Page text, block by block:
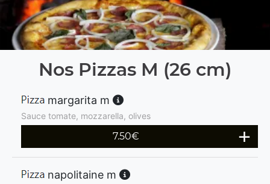
Nos Pizzas M (26 cm)
margarita m
Sauce tomate, mozzarella, olives
7.50€
napolitaine m